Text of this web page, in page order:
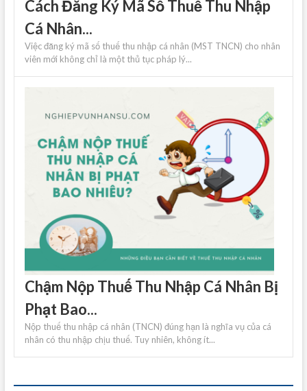
Cách Đăng Ký Mã Số Thuế Thu Nhập
Cá Nhân...
Việc đăng ký mã số thuế thu nhập cá nhân (MST TNCN) cho nhân
viên mới không chỉ là một thủ tục pháp lý...
Chậm Nộp Thuế Thu Nhập Cá Nhân Bị
Phạt Bao...
Nộp thuế thu nhập cá nhân (TNCN) đúng hạn là nghĩa vụ của cá
nhân có thu nhập chịu thuế. Tuy nhiên, không ít...